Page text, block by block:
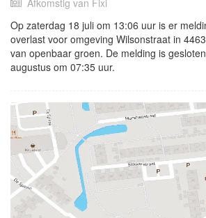
Op zaterdag 18 juli om 13:06 uur is er
overlast voor omgeving Wilsonstraat in
van openbaar groen. De melding is
augustus om 07:35 uur.